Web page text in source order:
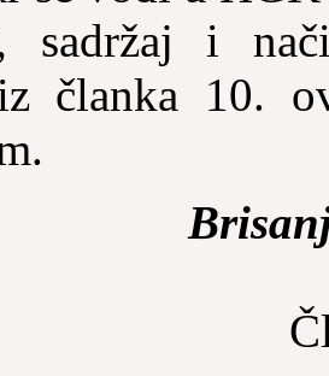
sadržaj i
članka 10.